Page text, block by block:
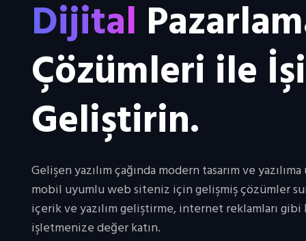
Dijital
Çözümleri ile
Geliştirin.
Gelişen yazılım çağında modern tasarım ve
mobil uyumlu web siteniz için gelişmiş çözümler
içerik ve yazılım geliştirme, internet reklamları
işletmenize değer katın.